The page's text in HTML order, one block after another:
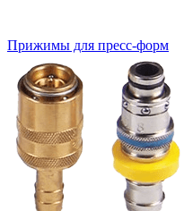
Прижимы для пресс-форм